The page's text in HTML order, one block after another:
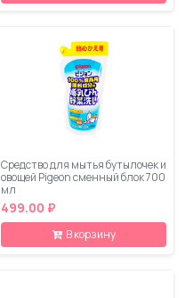
Средство для мытья бутылочек и
овощей Pigeon сменный блок 700
мл
499.00 ₽
В корзину